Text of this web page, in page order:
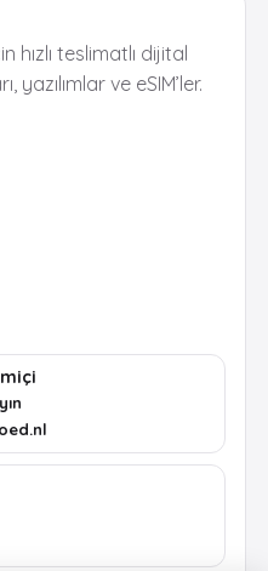
hızlı teslimatlı dijital
yazılımlar ve eSIM’ler.